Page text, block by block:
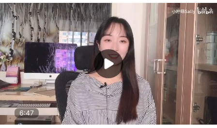
6:47